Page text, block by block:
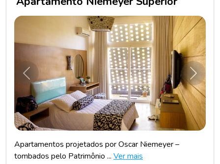
Anterior
Apartamentos projetados por Oscar Niemeyer –
tombados pelo Patrimônio ... Ver mais